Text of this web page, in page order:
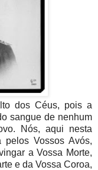
dos Céus, pois a
sangue de nenhum
Nós, aqui nesta
pelos Vossos Avós,
a Vossa Morte,
e da Vossa Coroa,